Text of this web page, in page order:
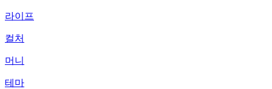
라이프
컬처
머니
테마